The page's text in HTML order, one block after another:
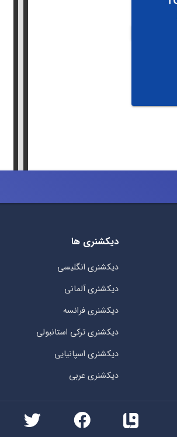
دیکشنری ها
دیکشنری انگلیسی
دیکشنری آلمانی
دیکشنری فرانسه
دیکشنری ترکی استانبولی
دیکشنری اسپانیایی
دیکشنری عربی